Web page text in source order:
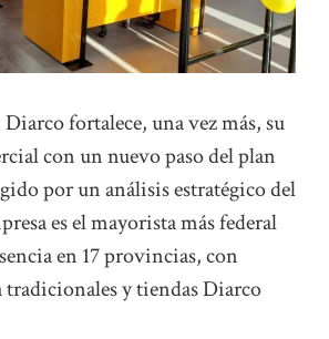
Diarco fortalece, una vez más, su
con un nuevo paso del plan
por un análisis estratégico del
es el mayorista más federal
en 17 provincias, con
tradicionales y tiendas Diarco